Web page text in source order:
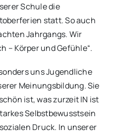
Schule die
statt. So auch
Jahrgangs. Wir
– Körper und Gefühle“.
uns Jugendliche
Meinungsbildung. Sie
ist, was zurzeit IN ist
Selbstbewusstsein
Druck. In unserer